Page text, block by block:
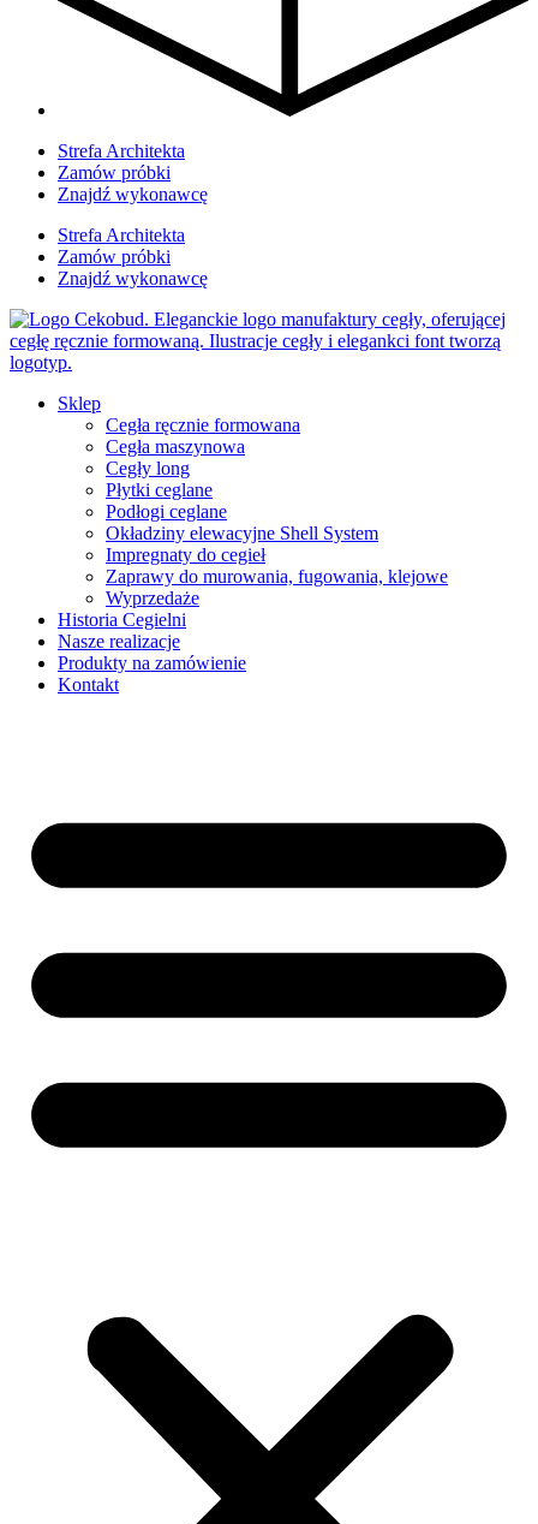
Strefa Architekta
Zamów próbki
Znajdź wykonawcę
Strefa Architekta
Zamów próbki
Znajdź wykonawcę
Sklep
Cegła ręcznie formowana
Cegła maszynowa
Cegły long
Płytki ceglane
Podłogi ceglane
Okładziny elewacyjne Shell System
Impregnaty do cegieł
Zaprawy do murowania, fugowania, klejowe
Wyprzedaże
Historia Cegielni
Nasze realizacje
Produkty na zamówienie
Kontakt